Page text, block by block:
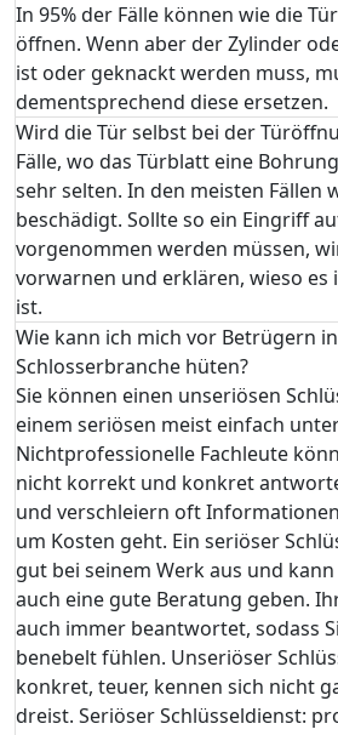
In 95% der Fälle können wie die
öffnen. Wenn aber der Zylinder
ist oder geknackt werden muss,
dementsprechend diese ersetzen.
Wird die Tür selbst bei der
Fälle, wo das Türblatt eine
sehr selten. In den meisten Fällen
beschädigt. Sollte so ein Eingriff
vorgenommen werden müssen,
vorwarnen und erklären, wieso es
ist.
Wie kann ich mich vor Betrügern
Schlosserbranche hüten?
Sie können einen unseriösen
einem seriösen meist einfach
Nichtprofessionelle Fachleute
nicht korrekt und konkret
und verschleiern oft
um Kosten geht. Ein seriöser
gut bei seinem Werk aus und
auch eine gute Beratung geben.
auch immer beantwortet, sodass
benebelt fühlen. Unseriöser
konkret, teuer, kennen sich nicht
dreist. Seriöser Schlüsseldienst: